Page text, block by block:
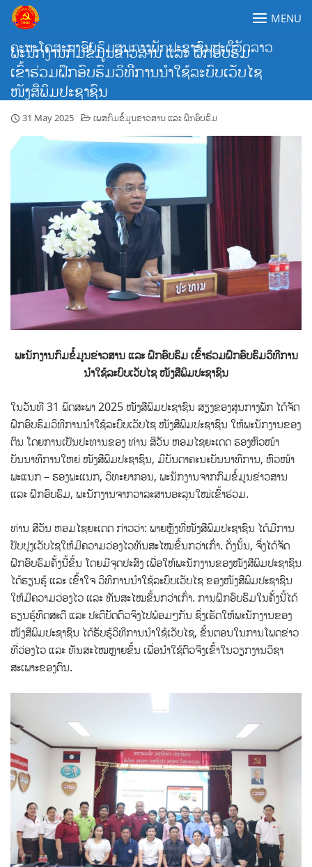
Skip
content
ຄະນະໂຄສະນາອົບຮົມສູນກາງພັກປະຊາຊົນປະຕິວັດລາວ
MENU
ພະນັກງານກົມຂໍ້ມູນຂ່າວສານ ແລະ ຝຶກອົບຮົມ
ເຂົ້າຮ່ວມຝຶກອົບຮົມວິທີການນໍາໃຊ້ລະບົບເວັບໄຊ
ໜັງສືພິມປະຊາຊົນ
31 May 2025 ເພສກົມຂໍ້ມູນຂ່າວສານ ແລະ ຝຶກອົບຮົມ
ພະນັກງານກົມຂໍ້ມູນຂ່າວສານ ແລະ ຝຶກອົບຮົມ ເຂົ້າຮ່ວມຝຶກອົບຮົມວິທີການ
ນໍາໃຊ້ລະບົບເວັບໄຊ ໜັງສືພິມປະຊາຊົນ
ໃນວັນທີ 31 ພຶດສະພາ 2025 ໜັງສືພິມປະຊາຊົນ ສຽງຂອງສູນກາງພັກ ໄດ້ຈັດ
ຝຶກອົບຮົມວິທີການນໍາໃຊ້ລະບົບເວັບໄຊ ໜັງສືພິມປະຊາຊົນ ໃຫ້ພະນັກງານຂອງ
ຕົນ ໂດຍການເປັນປະທານຂອງ ທ່ານ ສິວັນ ຫອມໄຊຍະເດດ ຮອງຫົວໜ້າ
ບັນນາທິການໃຫຍ່ ໜັງສືພິມປະຊາຊົນ, ມີບັນດາຄະນະບັນນາທິການ, ຫົວໜ້າ
ພະແນກ – ຮອງພະແນກ, ວິທະຍາກອນ, ພະນັກງານຈາກກົມຂໍ້ມູນຂ່າວສານ
ແລະ ຝຶກອົບຮົມ, ພະນັກງານຈາກວາລະສານອະລຸນໃໝ່ເຂົ້າຮ່ວມ.
ທ່ານ ສີວັນ ຫອມໄຊຍະເດດ ກ່າວວ່າ: ພາຍຫຼັງທີ່ໜັງສືພິມປະຊາຊົນ ໄດ້ມີການ
ປັບປຸງເວັບໄຊໃຫ້ມີຄວາມວ່ອງໄວທັນສະໄໝຂຶ້ນກວ່າເກົ່າ. ດັ່ງນັ້ນ, ຈຶ່ງໄດ້ຈັດ
ຝຶກອົບຮົມຄັ້ງນີ້ຂຶ້ນ ໂດຍມີຈຸດປະສົງ ເພື່ອໃຫ້ພະນັກງານຂອງໜັງສືພິມປະຊາຊົນ
ໄດ້ຮຽນຮູ້ ແລະ ເຂົ້າໃຈ ວິທີການນໍາໃຊ້ລະບົບເວັບໄຊ ຂອງໜັງສືພິມປະຊາຊົນ
ໃຫ້ມີຄວາມວ່ອງໄວ ແລະ ທັນສະໄໝຂຶ້ນກວ່າເກົ່າ. ການຝຶກອົບຮົມໃນຄັ້ງນີ້ໄດ້
ຮຽນຮູ້ທິດສະດີ ແລະ ປະຕິບັດຕົວຈິງໄປພ້ອມໆກັນ ຊຶ່ງເຮັດໃຫ້ພະນັກງານຂອງ
ໜັງສືພິມປະຊາຊົນ ໄດ້ຮັບຮູ້ວິທີການນໍາໃຊ້ເວັບໄຊ, ຂັ້ນຕອນໃນການໂພດຂ່າວ
ທີ່ວ່ອງໄວ ແລະ ທັນສະໄໝຫຼາຍຂຶ້ນ ເພື່ອນໍາໃຊ້ຕົວຈິງເຂົ້າໃນວຽກງານວິຊາ
ສະເພາະຂອງຕົນ.